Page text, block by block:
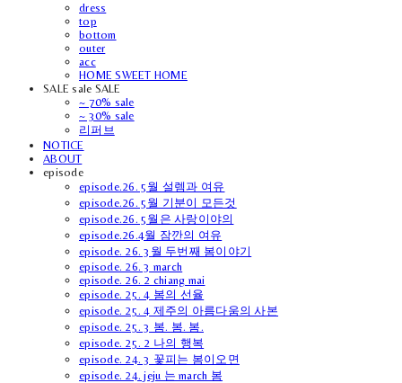
dress
top
bottom
outer
acc
HOME SWEET HOME
SALE sale SALE
~ 70% sale
~ 30% sale
리퍼브
NOTICE
ABOUT
episode
episode.26. 5월 설렘과 여유
episode.26. 5월 기분이 모든것
episode.26. 5월은 사랑이야의
episode.26.4월 잠깐의 여유
episode. 26. 3월 두번째 봄이야기
episode. 26. 3 march
episode. 26. 2 chiang mai
episode. 25. 4 봄의 선율
episode. 25. 4 제주의 아름다움의 사본
episode. 25. 3 봄. 봄. 봄.
episode. 25. 2 나의 행복
episode. 24. 3 꽃피는 봄이오면
episode. 24. jeju 는 march 봄